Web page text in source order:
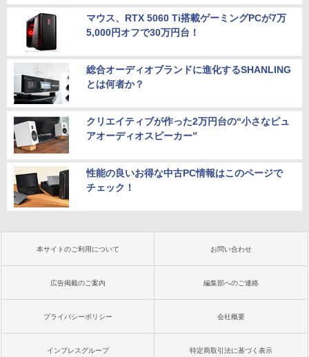
マウス、RTX 5060 Ti搭載ゲーミングPCが7万
5,000円オフで30万円台！
総合オーディオブランドに進化するSHANLING
とは何者か？
クリエイティブが作った2万円台の“小さなピュ
アオーディオスピーカー”
性能の良いお得な中古PC情報はこのページで
チェック！
本サイトのご利用について お問い合わせ
広告掲載のご案内 編集部へのご連絡
プライバシーポリシー 会社概要
インプレスグループ 特定商取引法に基づく表示